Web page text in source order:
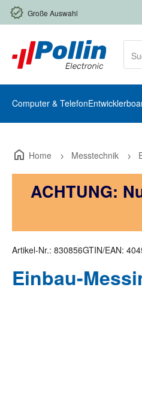
Hauptinhalt springen
Zur Suche springen
Zur Hauptnavigation
Große Auswahl
Computer & Telefon
Home Messtechnik
ACHTUNG:
Artikel-Nr.: 830856GTIN/EAN:
Einbau-